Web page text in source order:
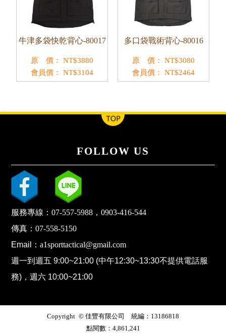
牛津多袋快乾背心-80017
原 價： NT$3880
會員價：
NT$3104
多口袋戰術背心-80016
原 價： NT$3080
會員價：
NT$2464
FOLLOW US
服務專線：07-557-5988 ，0903-416-544
傳真：07-558-5150
Email：a1sporttactical@gmail.com
週一到週五 9:00~21:00 (中午12:30~13:30不提供電話服
務)，週六 10:00~21:00
Copyright © 佳豐有限公司 統編：13186818
點閱數：4,861,241